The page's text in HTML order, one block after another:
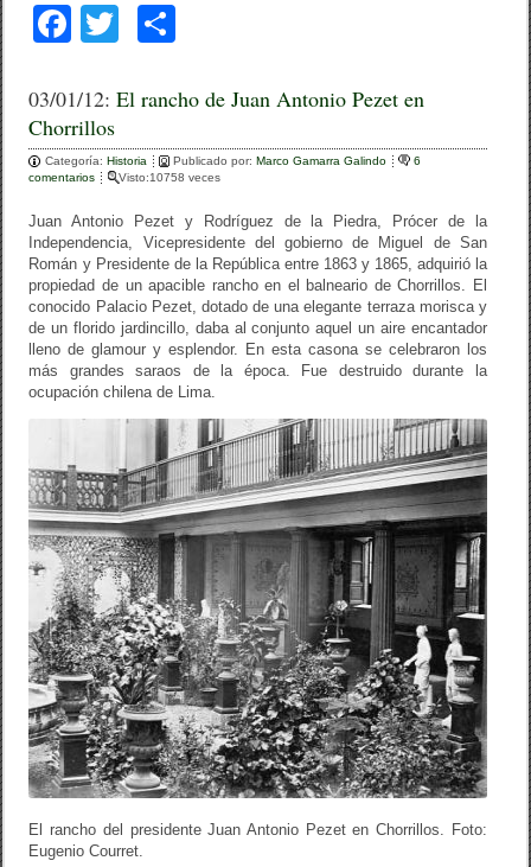
F
c
e
b
o
o
k
tt
er
m
p
ar
tir
03/01/12:El rancho de Juan Antonio Pezet en
Chorrillos
Categoría:Historia Publicado por:Marco Gamarra Galindo
6
comentarios
Visto:10758 veces
Juan Antonio Pezet y Rodríguez de la Piedra, Prócer de la
Independencia, Vicepresidente del gobierno de Miguel de San
Román y Presidente de la República entre 1863 y 1865, adquirió la
propiedad de un apacible rancho en el balneario de Chorrillos. El
conocido Palacio Pezet, dotado de una elegante terraza morisca y
de un florido jardincillo, daba al conjunto aquel un aire encantador
lleno de glamour y esplendor. En esta casona se celebraron los
más grandes saraos de la época. Fue destruido durante la
ocupación chilena de Lima.
El rancho del presidente Juan Antonio Pezet en Chorrillos. Foto:
Eugenio Courret.